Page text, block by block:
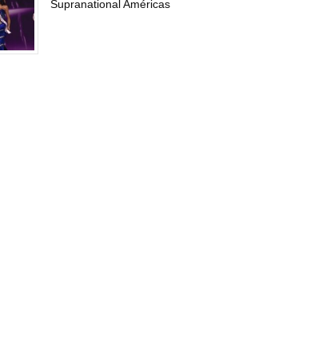
Supranational Américas